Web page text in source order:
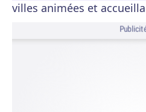
villes animées et